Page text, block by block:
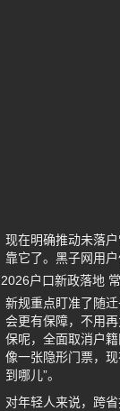
现在明确推动未落
靠它了。黑子网用
2026户口新政落地
新规重点盯准了随
会更有保障，不用
保呢，全面取消户
像一张隐形门票，
到哪儿”。
对年轻人来说，跨